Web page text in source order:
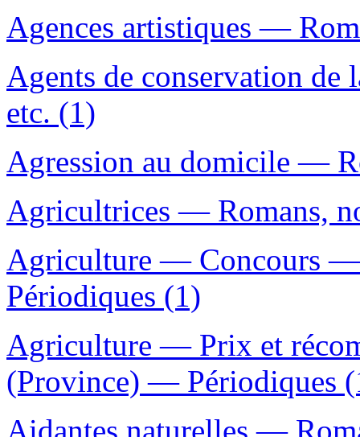
Agences artistiques —
Agents de conservation
etc. (1)
Agression au domicile —
Agricultrices — Romans,
Agriculture — Concours
Périodiques (1)
Agriculture — Prix et
(Province) — Périodiques